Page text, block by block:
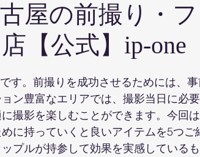
ドレス前撮り ウエディングドレス カ
り 結婚式 持ち込みカメラマン
屋の前撮り・
【公式】ip-one
す。前撮りを成功させるためには、
ン豊富なエリアでは、撮影当日に必
撮影を楽しむことができます。今回
に持っていくと良いアイテムを5つ
プルが持参して効果を実感している